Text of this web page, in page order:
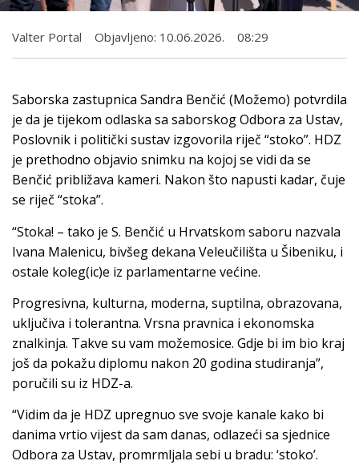
Valter Portal Objavljeno: 10.06.2026. 08:29
Saborska zastupnica Sandra Benčić (Možemo) potvrdila
je da je tijekom odlaska sa saborskog Odbora za Ustav,
Poslovnik i politički sustav izgovorila riječ “stoko”. HDZ
je prethodno objavio snimku na kojoj se vidi da se
Benčić približava kameri. Nakon što napusti kadar, čuje
se riječ “stoka”.
“Stoka! – tako je S. Benčić u Hrvatskom saboru nazvala
Ivana Malenicu, bivšeg dekana Veleučilišta u Šibeniku, i
ostale koleg(ic)e iz parlamentarne većine.
Progresivna, kulturna, moderna, suptilna, obrazovana,
uključiva i tolerantna. Vrsna pravnica i ekonomska
znalkinja. Takve su vam možemosice. Gdje bi im bio kraj
još da pokažu diplomu nakon 20 godina studiranja”,
poručili su iz HDZ-a.
“Vidim da je HDZ upregnuo sve svoje kanale kako bi
danima vrtio vijest da sam danas, odlazeći sa sjednice
Odbora za Ustav, promrmljala sebi u bradu: ‘stoko’.